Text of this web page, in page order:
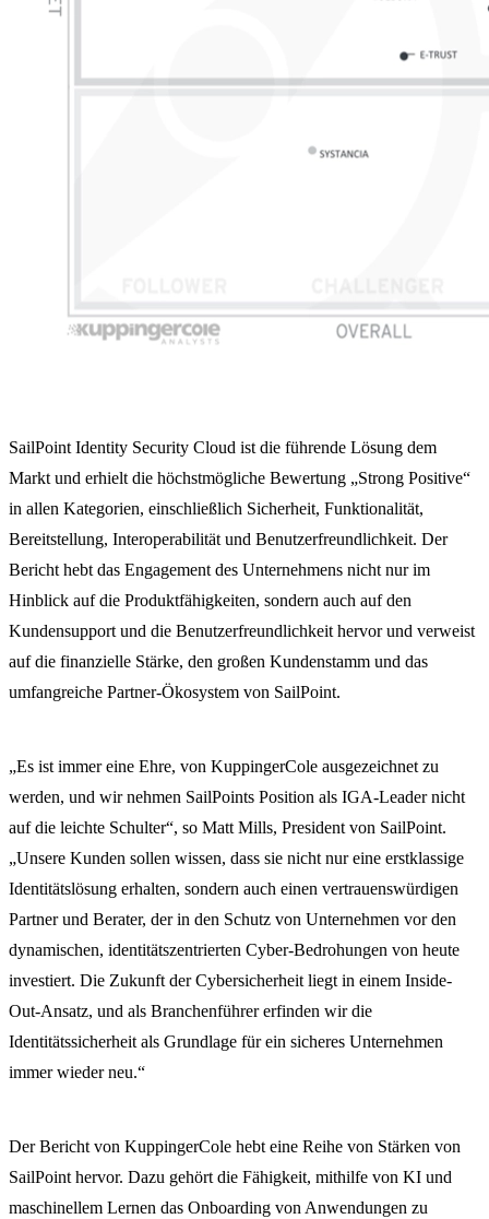
SailPoint Identity Security Cloud ist die führende Lösung dem
Markt und erhielt die höchstmögliche Bewertung „Strong Positive“
in allen Kategorien, einschließlich Sicherheit, Funktionalität,
Bereitstellung, Interoperabilität und Benutzerfreundlichkeit. Der
Bericht hebt das Engagement des Unternehmens nicht nur im
Hinblick auf die Produktfähigkeiten, sondern auch auf den
Kundensupport und die Benutzerfreundlichkeit hervor und verweist
auf die finanzielle Stärke, den großen Kundenstamm und das
umfangreiche Partner-Ökosystem von SailPoint.
„Es ist immer eine Ehre, von KuppingerCole ausgezeichnet zu
werden, und wir nehmen SailPoints Position als IGA-Leader nicht
auf die leichte Schulter“, so Matt Mills, President von SailPoint.
„Unsere Kunden sollen wissen, dass sie nicht nur eine erstklassige
Identitätslösung erhalten, sondern auch einen vertrauenswürdigen
Partner und Berater, der in den Schutz von Unternehmen vor den
dynamischen, identitätszentrierten Cyber-Bedrohungen von heute
investiert. Die Zukunft der Cybersicherheit liegt in einem Inside-
Out-Ansatz, und als Branchenführer erfinden wir die
Identitätssicherheit als Grundlage für ein sicheres Unternehmen
immer wieder neu.“
Der Bericht von KuppingerCole hebt eine Reihe von Stärken von
SailPoint hervor. Dazu gehört die Fähigkeit, mithilfe von KI und
maschinellem Lernen das Onboarding von Anwendungen zu